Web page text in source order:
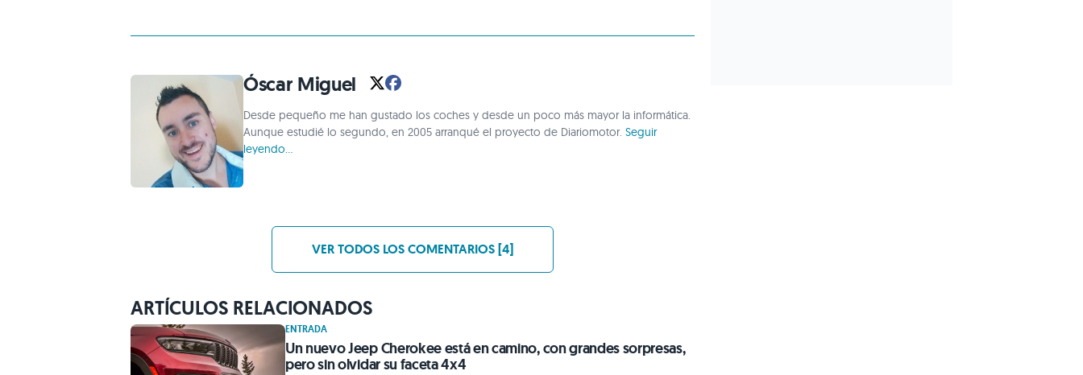
Óscar Miguel
Desde pequeño me han gustado los coches y desde un poco más mayor la informática.
Aunque estudié lo segundo, en 2005 arranqué el proyecto de Diariomotor. Seguir
leyendo...
VER TODOS LOS COMENTARIOS [4]
ARTÍCULOS RELACIONADOS
ENTRADA
Un nuevo Jeep Cherokee está en camino, con grandes sorpresas,
pero sin olvidar su faceta 4x4